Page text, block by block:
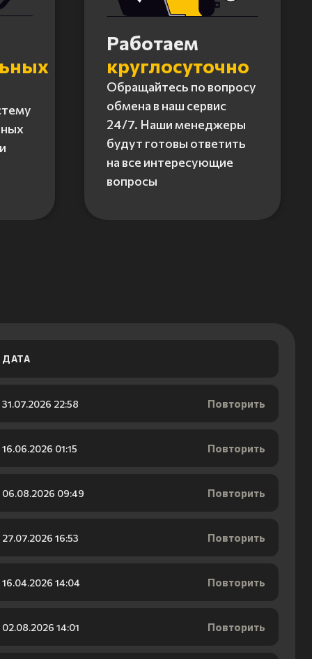
Работаем
круглосуточно
Обращайтесь по вопросу
обмена в наш сервис
24/7. Наши менеджеры
будут готовы ответить
на все интересующие
вопросы
ДАТА
31.07.2026 22:58 Повторить
16.06.2026 01:15 Повторить
06.08.2026 09:49 Повторить
27.07.2026 16:53 Повторить
16.04.2026 14:04 Повторить
02.08.2026 14:01 Повторить